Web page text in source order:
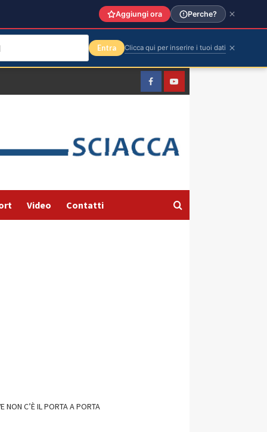
FacebookYountube
Video Contatti
NON C’È IL PORTA A PORTA
Aggiungi ora Perche?
Entra Clicca qui per inserire i tuoi dati